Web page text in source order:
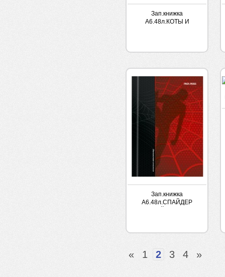
Зап.книжка
А6.48л.КОТЫ И
Зап.книжка
А6.48л.СПАЙДЕР
« 1 2 3 4 »